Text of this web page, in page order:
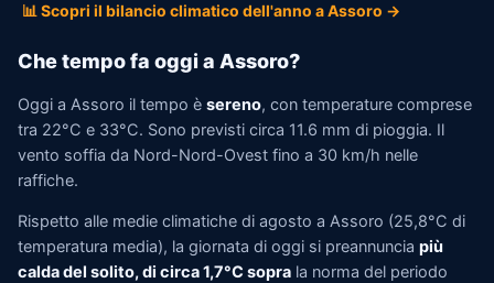
📊 Scopri il bilancio climatico dell'anno a Assoro →
Che tempo fa oggi a Assoro?
Oggi a Assoro il tempo è sereno, con temperature comprese
tra 22°C e 33°C. Sono previsti circa 11.6 mm di pioggia. Il
vento soffia da Nord-Nord-Ovest fino a 30 km/h nelle
raffiche.
Rispetto alle medie climatiche di agosto a Assoro (25,8°C di
temperatura media), la giornata di oggi si preannuncia più
calda del solito, di circa 1,7°C sopra la norma del periodo